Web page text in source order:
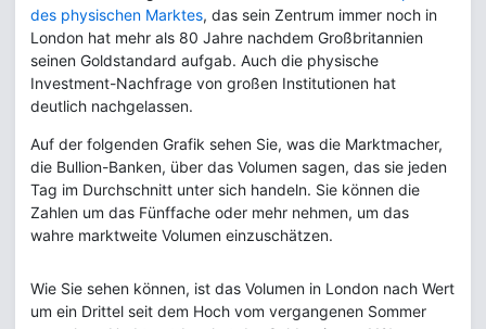
des physischen Marktes, das sein Zentrum immer noch in
London hat mehr als 80 Jahre nachdem Großbritannien
seinen Goldstandard aufgab. Auch die physische
Investment-Nachfrage von großen Institutionen hat
deutlich nachgelassen.
Auf der folgenden Grafik sehen Sie, was die Marktmacher,
die Bullion-Banken, über das Volumen sagen, das sie jeden
Tag im Durchschnitt unter sich handeln. Sie können die
Zahlen um das Fünffache oder mehr nehmen, um das
wahre marktweite Volumen einzuschätzen.
Wie Sie sehen können, ist das Volumen in London nach Wert
um ein Drittel seit dem Hoch vom vergangenen Sommer